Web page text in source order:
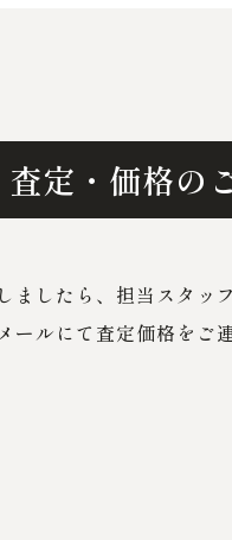
査定・価格の
ましたら、担当スタッ
ールにて査定価格をご